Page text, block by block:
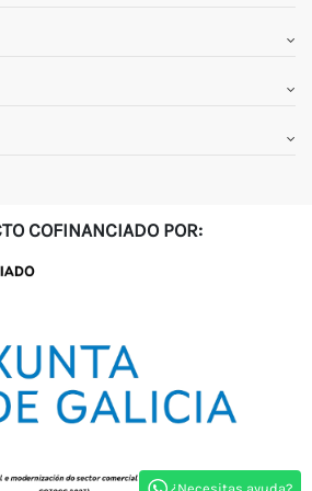
COFINANCIADO POR: